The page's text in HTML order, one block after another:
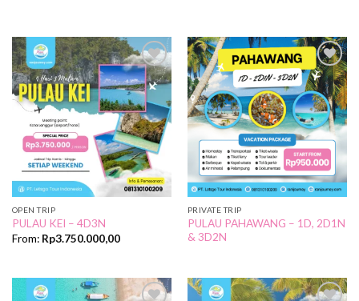
Add to
Wishlist
OPEN TRIP
PULAU KEI – 4D3N
From: Rp3.750.000,00
Add to
Wishlist
PRIVATE TRIP
PULAU PAHAWANG – 1D, 2D1N
& 3D2N